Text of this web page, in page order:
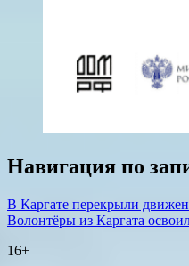
Навигация по
В Каргате перекрыли
Волонтёры из Каргата
16+